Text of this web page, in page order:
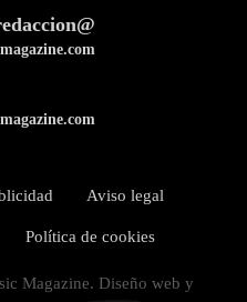
Aviso legal
Política de cookies
Magazine. Diseño web y